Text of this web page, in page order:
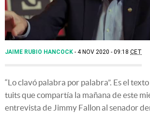
JAIME RUBIO HANCOCK 4 NOV 2020 - 09:18 CET
“Lo clavó palabra por palabra”. Es el
tuits que compartía la mañana de este
entrevista de Jimmy Fallon al senador